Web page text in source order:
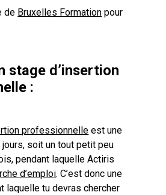
de Bruxelles Formation pour
stage d’insertion
:
professionnelle est une
soit un tout petit peu
pendant laquelle Actiris
d’emploi. C’est donc une
laquelle tu devras chercher